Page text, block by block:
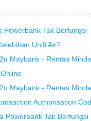
Powerbank Tak Berfungsi
Unifi Air?
Maybank - Rentas Minda
Maybank - Rentas Minda
Authorisation
Powerbank Tak Berfungsi